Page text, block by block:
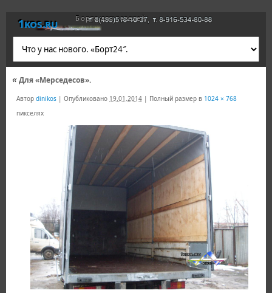
1kos.ru Борта для газелей
«Для «Мерседесов».
Автор dinikos | Опубликовано 19.01.2014 | Полный размер в 1024 × 768
пикселях